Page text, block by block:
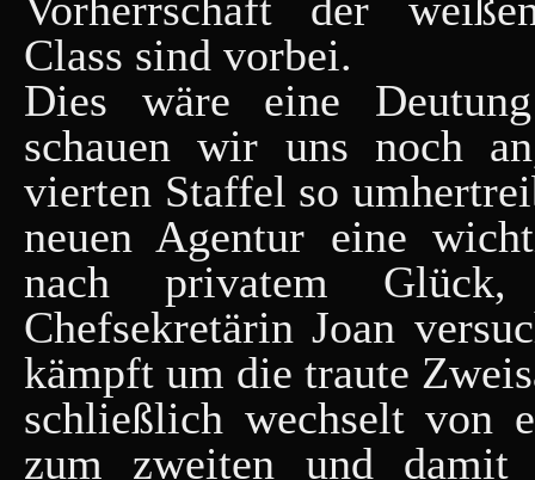
Class sind vorbei.
Dies wäre eine
schauen wir uns noch
vierten Staffel so
neuen Agentur eine
nach privatem Glück,
Chefsekretärin Joan
kämpft um die traute
schließlich wechselt von
zum zweiten und